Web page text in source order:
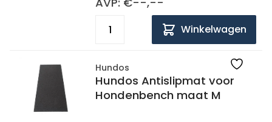
Winkelwagen
Hundos
Hundos Antislipmat voor
Hondenbench maat M